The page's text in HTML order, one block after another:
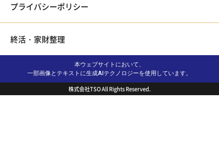
プライバシーポリシー
終活・家財整理
本ウェブサイトにおいて、
一部画像とテキストに生成AIテクノロジーを使用しています。
株式会社TSO All Rights Reserved.